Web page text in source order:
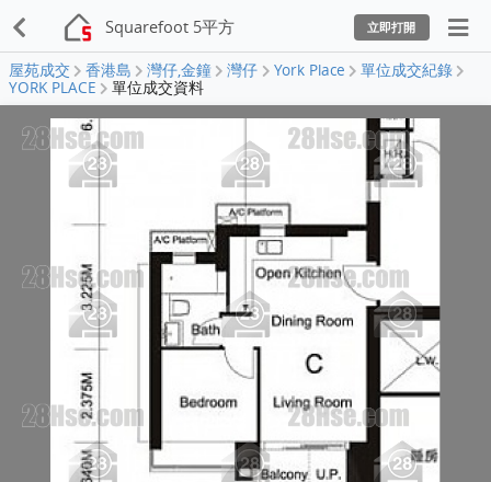
Squarefoot 5平方 立即打開
屋苑成交 香港島 灣仔,金鐘 灣仔 York Place
單位成交紀錄
YORK PLACE
單位成交資料